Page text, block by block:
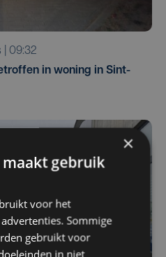
| 09:32
in woning in Sint-
×
maakt gebruik
voor het
Sommige
gebruikt voor
in niet